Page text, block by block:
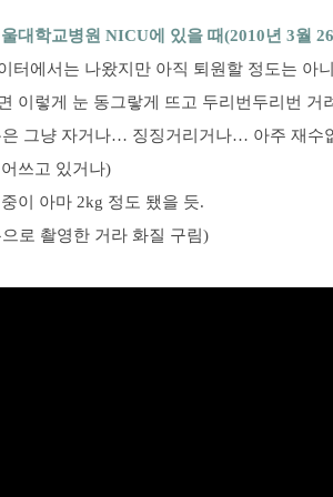
대학교병원 NICU에 있을 때(2010년 3월
터에서는 나왔지만 아직 퇴원할 정도는 아
이렇게 눈 동그랗게 뜨고 두리번두리번 거
그냥 자거나… 징징거리거나… 아주 재수
쓰고 있거나)
이 아마 2kg 정도 됐을 듯.
로 촬영한 거라 화질 구림)